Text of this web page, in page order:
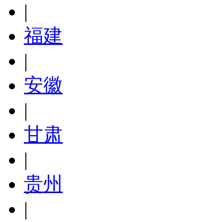
|
福建
|
安徽
|
甘肃
|
贵州
|